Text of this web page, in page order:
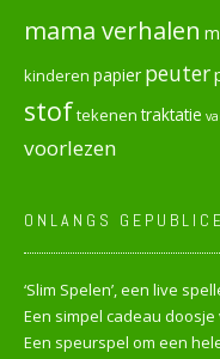
mama verhalen
kinderen papier peuter
stoftekenen traktatie
voorlezen
ONLANGS
‘Slim Spelen’, een live
Een simpel cadeau
Een speurspel om een